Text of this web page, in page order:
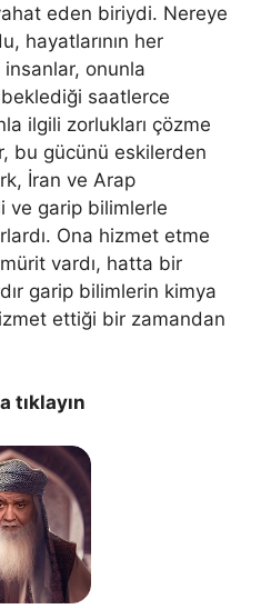
eden biriydi. Nereye
hayatlarının her
onunla
beklediği saatlerce
ilgili zorlukları çözme
bu gücünü eskilerden
İran ve Arap
ve garip bilimlerle
Ona hizmet etme
vardı, hatta bir
garip bilimlerin kimya
ettiği bir zamandan
tıklayın